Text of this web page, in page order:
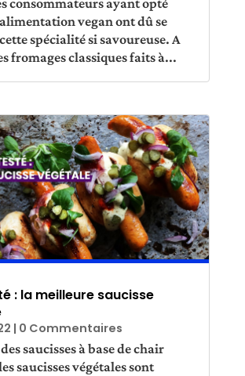
consommateurs ayant opté
vegan ont dû se
spécialité si savoureuse. A
fromages classiques faits à...
: la meilleure saucisse
| 0 Commentaires
saucisses à base de chair
saucisses végétales sont